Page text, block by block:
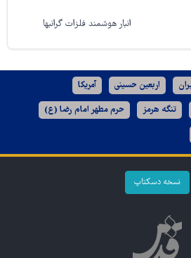
انبار هوشمند فلزات گرانبها
اربعین حسینی آمریکا
تنگه هرمز حرم مطهر امام رضا (ع)
نسخه دسکتاپ